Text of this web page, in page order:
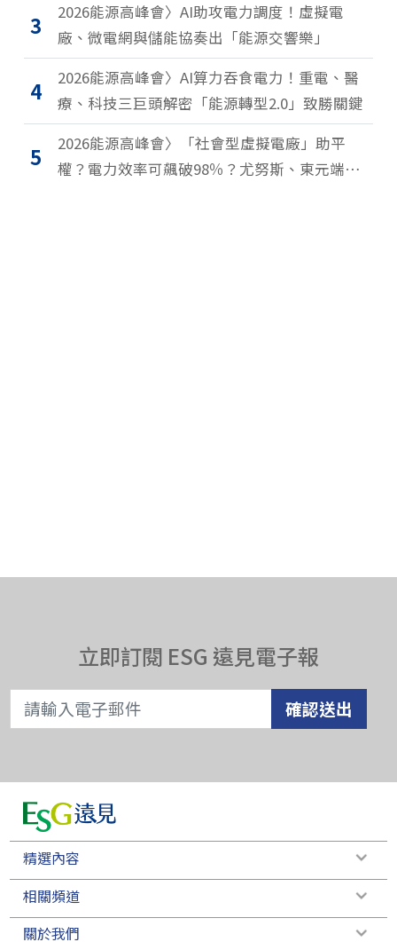
3
2026能源高峰會〉AI助攻電力調度！虛擬電
廠、微電網與儲能協奏出「能源交響樂」
4
2026能源高峰會〉AI算力吞食電力！重電、醫
療、科技三巨頭解密「能源轉型2.0」致勝關鍵
5
2026能源高峰會〉「社會型虛擬電廠」助平
權？電力效率可飆破98％？尤努斯、東元端能
立即訂閱 ESG 遠見電子報
確認送出
精選內容
相關頻道
關於我們